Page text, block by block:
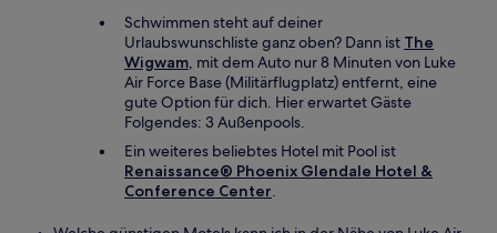
Schwimmen steht auf deiner
Urlaubswunschliste ganz oben? Dann ist The
Wigwam, mit dem Auto nur 8 Minuten von Luke
Air Force Base (Militärflugplatz) entfernt, eine
gute Option für dich. Hier erwartet Gäste
Folgendes: 3 Außenpools.
Ein weiteres beliebtes Hotel mit Pool ist
Renaissance® Phoenix Glendale Hotel &
Conference Center.